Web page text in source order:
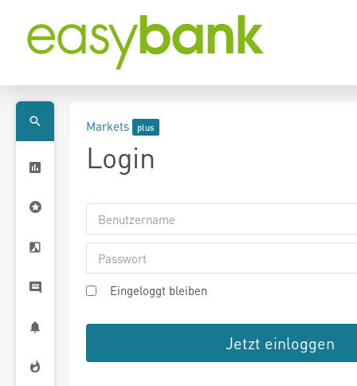
Markets
Login
Eingeloggt bleiben
Jetzt einloggen